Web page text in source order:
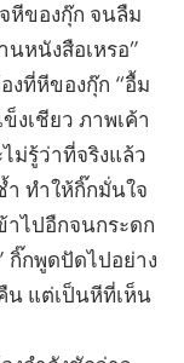
หีของกุ๊ก จนลืม
นหนังสือเหรอ”
งที่หีของกุ๊ก “อื้ม
งเชียว ภาพเค้า
ม่รู้ว่าที่จริงแล้ว
ำ ทำให้กิ๊กมั่นใจ
าไปอืกจนกระดก
กิ๊กพูดปัดไปอย่าง
น แต่เป็นหีที่เห็น